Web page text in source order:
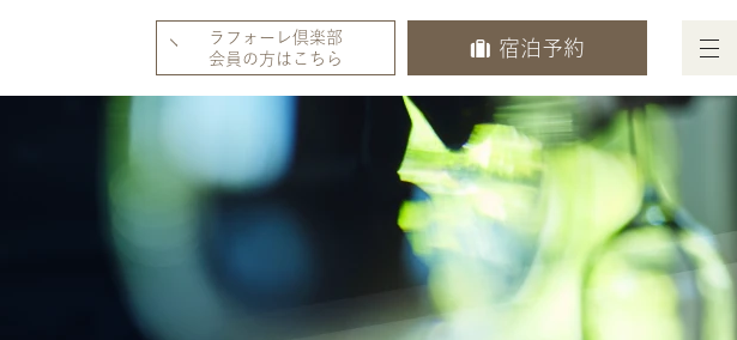
ラフォーレ倶楽部
会員の方はこちら
宿泊予約